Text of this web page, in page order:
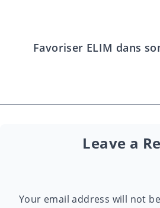
Favoriser ELIM dans
Leave a
Your email address will not